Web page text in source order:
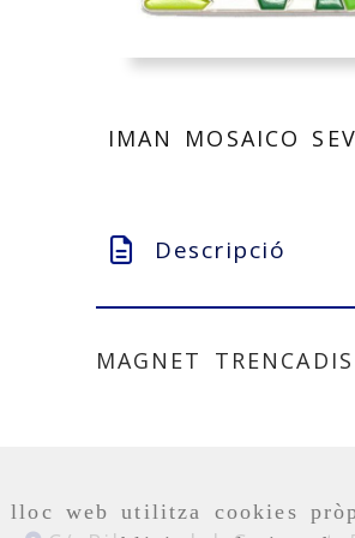
lloc web utilitza cookies
IMAN MOSAICO
Descripció
MAGNET